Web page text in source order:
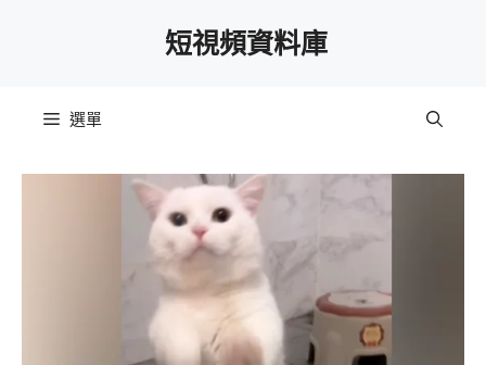
短視頻資料庫
選單